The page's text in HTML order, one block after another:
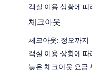
객실 이용 상황에
체크아웃
체크아웃: 정오까지
객실 이용 상황에
늦은 체크아웃 요금